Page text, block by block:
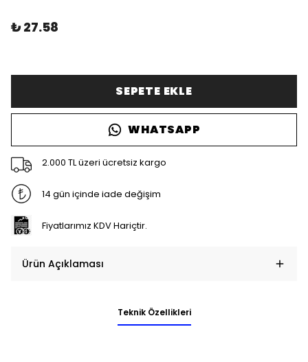
₺ 27.58
SEPETE EKLE
WHATSAPP
2.000 TL üzeri ücretsiz kargo
14 gün içinde iade değişim
Fiyatlarımız KDV Hariçtir.
Ürün Açıklaması
Teknik Özellikleri